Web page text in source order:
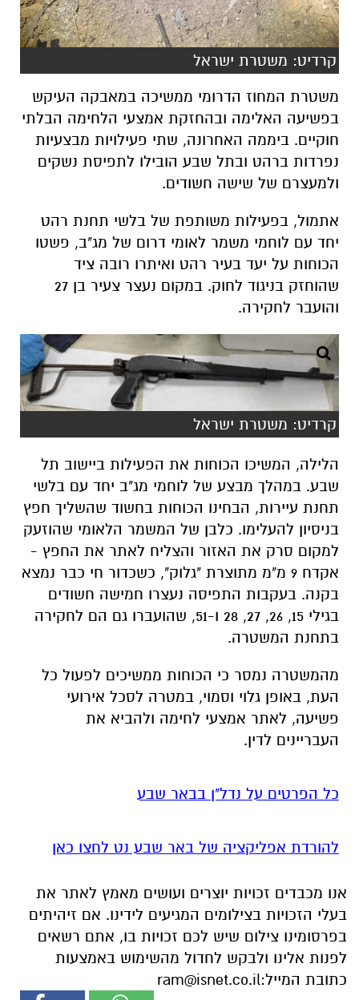
קרדיט: משטרת ישראל
משטרת המחוז הדרומי ממשיכה במאבקה העיקש
בפשיעה האלימה ובהחזקת אמצעי הלחימה הבלתי
חוקיים. ביממה האחרונה, שתי פעילויות מבצעיות
נפרדות ברהט ובתל שבע הובילו לתפיסת נשקים
ולמעצרם של שישה חשודים.
אתמול, בפעילות משותפת של בלשי תחנת רהט
יחד עם לוחמי משמר לאומי דרום של מג"ב, פשטו
הכוחות על יעד בעיר רהט ואיתרו רובה ציד
שהוחזק בניגוד לחוק. במקום נעצר צעיר בן 27
והועבר לחקירה.
קרדיט: משטרת ישראל
הלילה, המשיכו הכוחות את הפעילות ביישוב תל
שבע. במהלך מבצע של לוחמי מג"ב יחד עם בלשי
תחנת עיירות, הבחינו הכוחות בחשוד שהשליך חפץ
בניסיון להעלימו. כלבן של המשמר הלאומי שהוזעק
למקום סרק את האזור והצליח לאתר את החפץ -
אקדח 9 מ"מ מתוצרת "גלוק", כשכדור חי כבר נמצא
בקנה. בעקבות התפיסה נעצרו חמישה חשודים
בגילי 15, 26, 27, 28 ו-51, שהועברו גם הם לחקירה
בתחנת המשטרה.
מהמשטרה נמסר כי הכוחות ממשיכים לפעול כל
העת, באופן גלוי וסמוי, במטרה לסכל אירועי
פשיעה, לאתר אמצעי לחימה ולהביא את
העבריינים לדין.
כל הפרטים על נדל"ן בבאר שבע
להורדת אפליקציה של באר שבע נט לחצו כאן
אנו מכבדים זכויות יוצרים ועושים מאמץ לאתר את
בעלי הזכויות בצילומים המגיעים לידינו. אם זיהיתים
בפרסומינו צילום שיש לכם זכויות בו, אתם רשאים
לפנות אלינו ולבקש לחדול מהשימוש באמצעות
כתובת המייל:ram@isnet.co.il